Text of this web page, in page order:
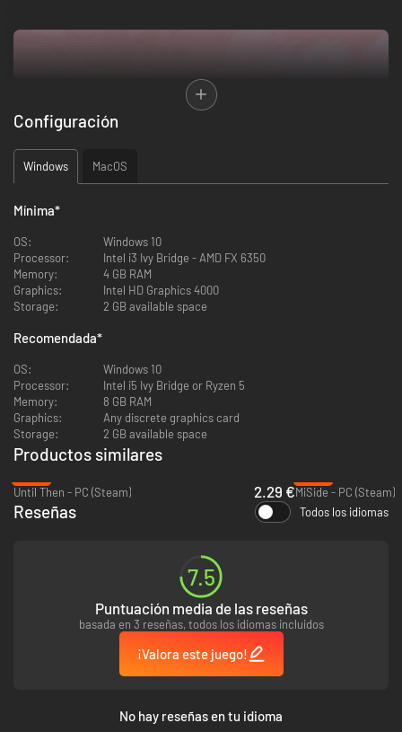
Todo conduce a una noche en la que un agujero negro destruirá el mundo
entero. ¿De dónde ha salido? ¿Hay alguna manera de pararlo?
Con una nueva mecánica de juego, preciosos escenarios dibujados a
mano y una impresionante banda sonora, los jugadores revivirán las
experiencias de Kasio y verán sus momentos, felices y dolorosos, durante
el mes de diciembre de 1993.
allanamiento de morada.
Configuración
Windows MacOS
Mínima*
OS:
Windows 10
Processor:
Intel i3 Ivy Bridge - AMD FX 6350
Memory:
4 GB RAM
Graphics:
Intel HD Graphics 4000
Storage:
2 GB available space
Recomendada*
OS:
Windows 10
Processor:
Intel i5 Ivy Bridge or Ryzen 5
Memory:
8 GB RAM
Graphics:
Any discrete graphics card
Storage:
2 GB available space
Productos similares
Until Then - PC (Steam)
2.29 €MiSide - PC (Steam)
Reseñas Todos los idiomas
7.5
Puntuación media de las reseñas
basada en 3 reseñas, todos los idiomas incluidos
¡Valora este juego!
No hay reseñas en tu idioma